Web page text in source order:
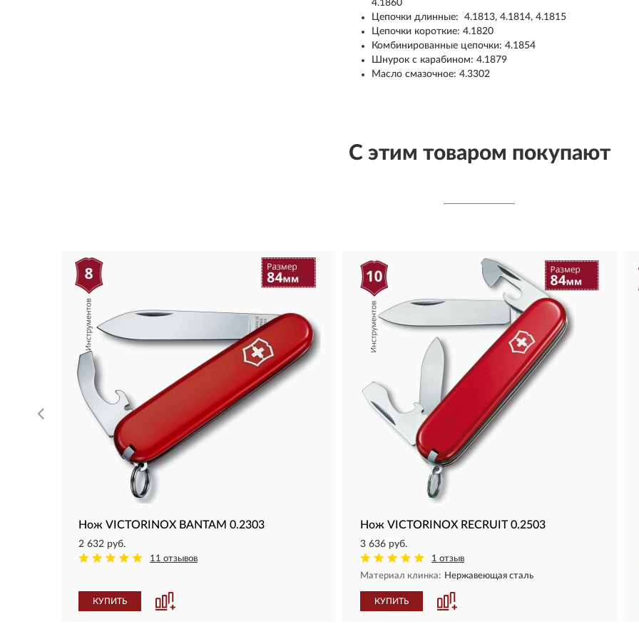
4.1860
Цепочки длинные: 4.1813, 4.1814, 4.1815
Цепочки короткие: 4.1820
Комбинированные цепочки: 4.1854
Шнурок с карабином: 4.1879
Масло смазочное: 4.3302
С этим товаром покупают
Нож VICTORINOX BANTAM 0.2303
2 632 руб.
11 отзывов
КУПИТЬ
Нож VICTORINOX RECRUIT 0.2503
3 636 руб.
1 отзыв
Материал клинка: Нержавеющая сталь
КУПИТЬ